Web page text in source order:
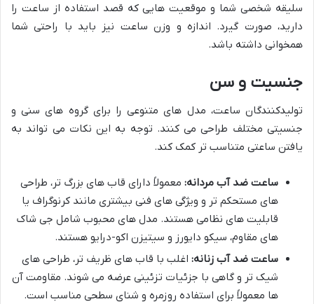
سلیقه شخصی شما و موقعیت هایی که قصد استفاده از ساعت را
دارید، صورت گیرد. اندازه و وزن ساعت نیز باید با راحتی شما
همخوانی داشته باشد.
جنسیت و سن
تولیدکنندگان ساعت، مدل های متنوعی را برای گروه های سنی و
جنسیتی مختلف طراحی می کنند. توجه به این نکات می تواند به
یافتن ساعتی متناسب تر کمک کند.
ساعت ضد آب مردانه: معمولاً دارای قاب های بزرگ تر، طراحی
های مستحکم تر و ویژگی های فنی بیشتری مانند کرنوگراف یا
قابلیت های نظامی هستند. مدل های محبوب شامل جی شاک
های مقاوم، سیکو دایورز و سیتیزن اکو-درایو هستند.
ساعت ضد آب زنانه: اغلب با قاب های ظریف تر، طراحی های
شیک تر و گاهی با جزئیات تزئینی عرضه می شوند. مقاومت آن
ها معمولاً برای استفاده روزمره و شنای سطحی مناسب است.